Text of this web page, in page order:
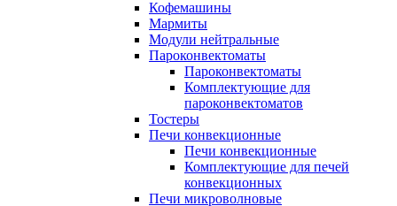
Кофемашины
Мармиты
Модули нейтральные
Пароконвектоматы
Пароконвектоматы
Комплектующие для
пароконвектоматов
Тостеры
Печи конвекционные
Печи конвекционные
Комплектующие для печей
конвекционных
Печи микроволновые